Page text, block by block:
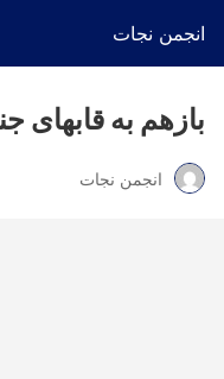
انجمن نجات
بازهم به قابهای
انجمن نجات